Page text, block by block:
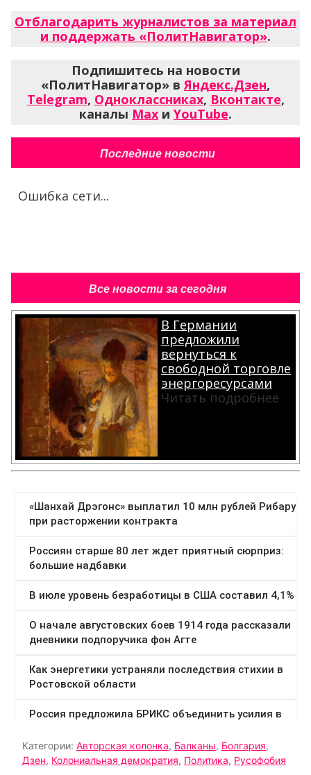
Отблагодарить журналистов за материал
и поддержать «ПолитНавигатор».
Подпишитесь на новости
«ПолитНавигатор» в Яндекс.Дзен,
Telegram, Одноклассниках, Вконтакте,
каналы Max и YouTube.
Последние новости
Ошибка сети...
Все новости за сегодня
В Германии
предложили
вернуться к
свободной торговле
энергоресурсами
Читать подробнее
Категории: Авторская колонка, Балканы, Болгария,
Дзен, Колониальная демократия, Политика, Русофобия